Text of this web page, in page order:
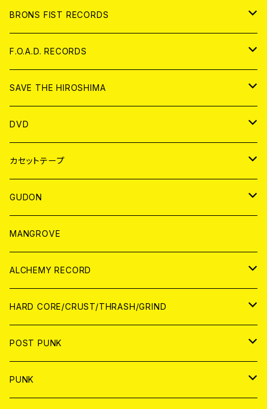
アパレル
ANALOG
BRONS FIST RECORDS
CD
ANALOG
F.O.A.D. RECORDS
CD
ANALOG
SAVE THE HIROSHIMA
アパレル
BADGE
DVD
JAPAN
WORLD
カセットテープ
JAPAN
WORLD
GUDON
アパレル
PATCH
アナログ
DIGITAL CONTENTS
MANGROVE
ALCHEMY RECORD
CD
ANALOG
HARD CORE/CRUST/THRASH/GRIND
JAPAN
CD
WORLD
POST PUNK
CD
PUNK